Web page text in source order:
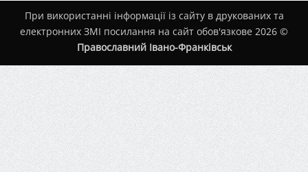
При використанні інформації із сайту в друкованих та
електронних ЗМІ посилання на сайт обов'язкове 2026 ©
Православний Івано-Франківськ